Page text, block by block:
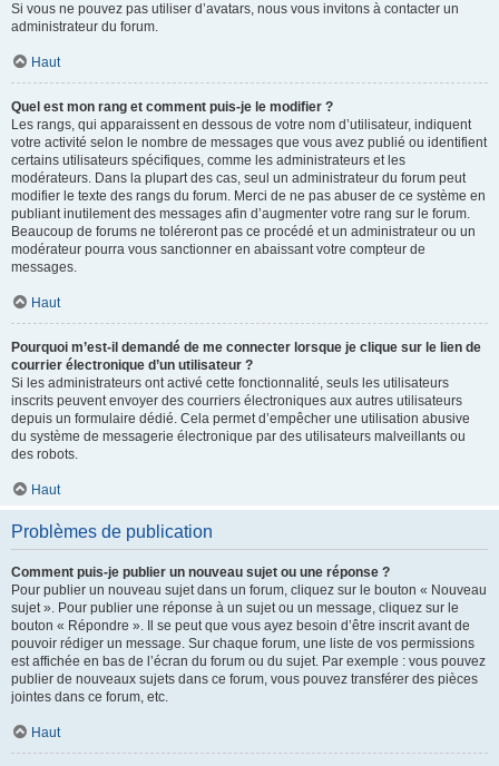
Si vous ne pouvez pas utiliser d’avatars, nous vous invitons à contacter un
administrateur du forum.
Haut
Quel est mon rang et comment puis-je le modifier ?
Les rangs, qui apparaissent en dessous de votre nom d’utilisateur, indiquent
votre activité selon le nombre de messages que vous avez publié ou identifient
certains utilisateurs spécifiques, comme les administrateurs et les
modérateurs. Dans la plupart des cas, seul un administrateur du forum peut
modifier le texte des rangs du forum. Merci de ne pas abuser de ce système en
publiant inutilement des messages afin d’augmenter votre rang sur le forum.
Beaucoup de forums ne toléreront pas ce procédé et un administrateur ou un
modérateur pourra vous sanctionner en abaissant votre compteur de
messages.
Haut
Pourquoi m’est-il demandé de me connecter lorsque je clique sur le lien de
courrier électronique d’un utilisateur ?
Si les administrateurs ont activé cette fonctionnalité, seuls les utilisateurs
inscrits peuvent envoyer des courriers électroniques aux autres utilisateurs
depuis un formulaire dédié. Cela permet d’empêcher une utilisation abusive
du système de messagerie électronique par des utilisateurs malveillants ou
des robots.
Haut
Problèmes de publication
Comment puis-je publier un nouveau sujet ou une réponse ?
Pour publier un nouveau sujet dans un forum, cliquez sur le bouton « Nouveau
sujet ». Pour publier une réponse à un sujet ou un message, cliquez sur le
bouton « Répondre ». Il se peut que vous ayez besoin d’être inscrit avant de
pouvoir rédiger un message. Sur chaque forum, une liste de vos permissions
est affichée en bas de l’écran du forum ou du sujet. Par exemple : vous pouvez
publier de nouveaux sujets dans ce forum, vous pouvez transférer des pièces
jointes dans ce forum, etc.
Haut